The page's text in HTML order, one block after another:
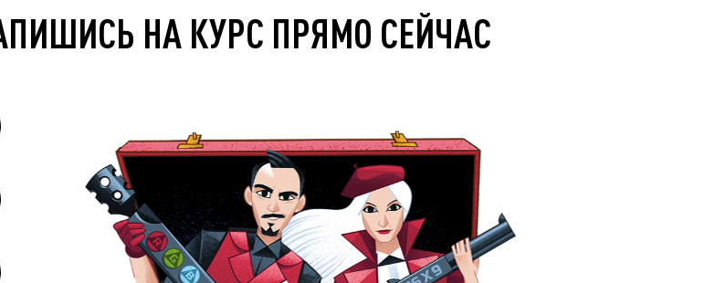
НА КУРС ПРЯМО СЕЙЧАС